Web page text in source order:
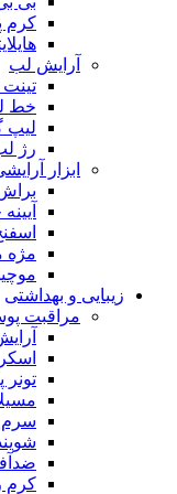
کرم
آرایش لب
خط
لیپ
رژ
ابزار
مژه
زیبایی و بهداشتی
مراقبت
تونر
کرم